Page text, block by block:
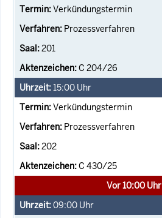
Verkündungstermin
Prozessverfahren
201
C 204/26
15:00 Uhr
Verkündungstermin
Prozessverfahren
202
C 430/25
Vor 10:00 Uhr
09:00 Uhr